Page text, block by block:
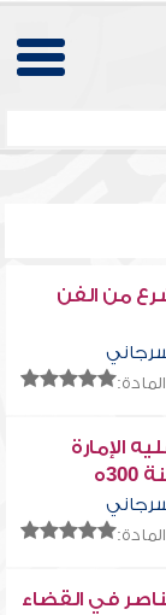
من الفن
الإمارة
في القضاء